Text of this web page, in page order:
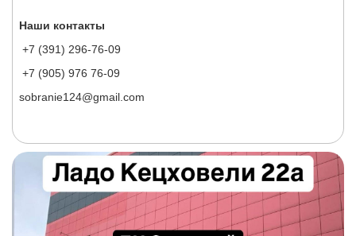
Наши контакты
+7 (391) 296-76-09
+7 (905) 976 76-09
sobranie124@gmail.com